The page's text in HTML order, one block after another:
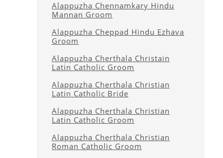
Alappuzha Chennamkary Hindu
Mannan Groom
Alappuzha Cheppad Hindu Ezhava
Groom
Alappuzha Cherthala Christain
Latin Catholic Groom
Alappuzha Cherthala Christian
Latin Catholic Bride
Alappuzha Cherthala Christian
Latin Catholic Groom
Alappuzha Cherthala Christian
Roman Catholic Groom